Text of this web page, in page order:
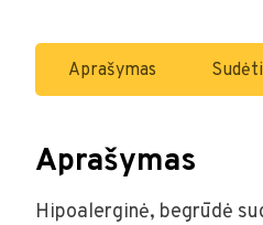
Aprašymas
Aprašymas
Hipoalerginė, begrūdė